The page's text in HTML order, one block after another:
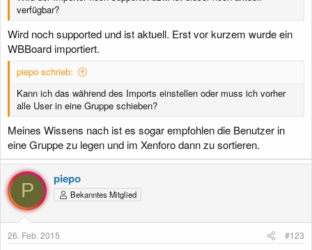
verfügbar?
Wird noch supported und ist aktuell. Erst vor kurzem wurde ein
WBBoard importiert.
piepo schrieb:
Kann ich das während des Imports einstellen oder muss ich vorher
alle User in eine Gruppe schieben?
Meines Wissens nach ist es sogar empfohlen die Benutzer in
eine Gruppe zu legen und im Xenforo dann zu sortieren.
P
piepo
Bekanntes Mitglied
26. Feb. 2015 #123